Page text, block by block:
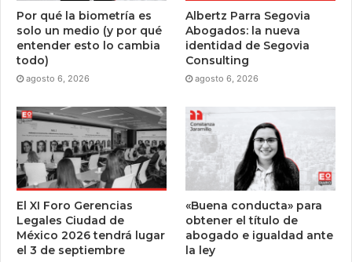
Por qué la biometría es
solo un medio (y por qué
entender esto lo cambia
todo)
agosto 6, 2026
Albertz Parra Segovia
Abogados: la nueva
identidad de Segovia
Consulting
agosto 6, 2026
El XI Foro Gerencias
Legales Ciudad de
México 2026 tendrá lugar
el 3 de septiembre
«Buena conducta» para
obtener el título de
abogado e igualdad ante
la ley